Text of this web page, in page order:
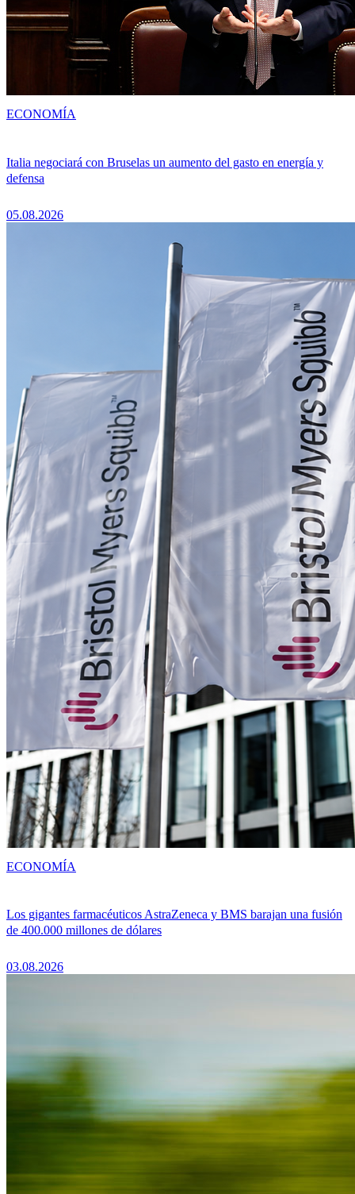
Italia negociará con Bruselas un aumento del gasto en energía y
defensa
05.08.2026
ECONOMÍA
Los gigantes farmacéuticos AstraZeneca y BMS barajan una fusión
de 400.000 millones de dólares
03.08.2026
ECONOMÍA